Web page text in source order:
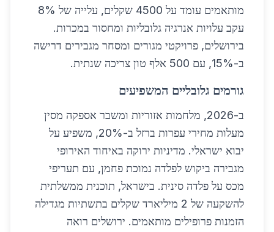
מותאמים עומד על 4500 שקלים, עלייה של 8%
עקב עלויות אנרגיה גלובליות ומחסור במכרות.
בירושלים, פרויקטי מגורים ומסחר מגבירים דרישה
ב-15%, עם 500 אלף טון צריכה שנתית.
גורמים גלובליים המשפיעים
ב-2026, מלחמות אזוריות ומשבר אספקה מסין
מעלות מחירי עפרות ברזל ב-20%, משפיע על
יבוא ישראלי. מדיניות ירוקה באיחוד האירופי
מגבירה ביקוש לפלדה נמוכת פחמן, עם תעריפי
מכס על פלדה סינית. בישראל, תוכנית ממשלתית
להשקעה של 2 מיליארד שקלים בתשתיות מגדילה
הזמנות פרופילים מותאמים. ירושלים רואה